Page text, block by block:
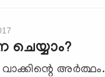
അര്‍ത്ഥം.